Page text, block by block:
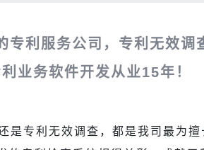
专利服务公司，专利无效调
业务软件开发从业15年！
是专利无效调查，都是我司最为